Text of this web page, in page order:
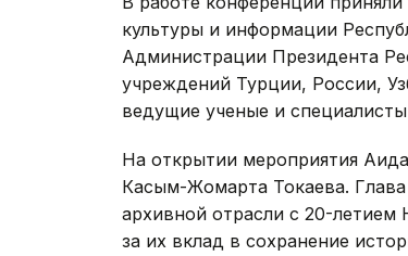
культуры и информации
Администрации Президента
учреждений Турции, России,
ведущие ученые и
На открытии мероприятия
Касым-Жомарта Токаева.
архивной отрасли с 20-летием
за их вклад в сохранение